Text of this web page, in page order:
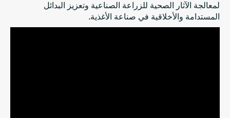
لمعالجة الآثار الصحية للزراعة الصناعية وتعزيز البدائل
المستدامة والأخلاقية في صناعة الأغذية.